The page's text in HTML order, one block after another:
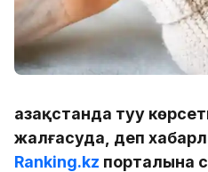
Қазақстанда туу
жалғасуда, деп
Ranking.kz порталына